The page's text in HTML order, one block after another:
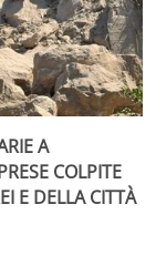
A
COLPITE
E DELLA CITTÀ